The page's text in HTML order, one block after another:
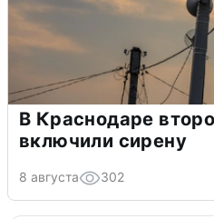
В Краснодаре
включили сирену
8 августа 302